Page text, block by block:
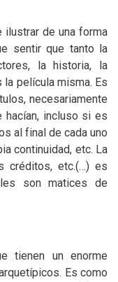
ilustrar de una forma
sentir que tanto la
la historia, la
película misma. Es
necesariamente
incluso si es
al final de cada uno
continuidad, etc. La
créditos, etc.(…) es
son matices de
tienen un enorme
Es como